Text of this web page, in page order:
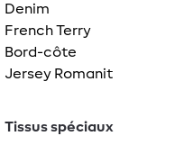
Denim
French Terry
Bord-côte
Jersey Romanit
Tissus spéciaux